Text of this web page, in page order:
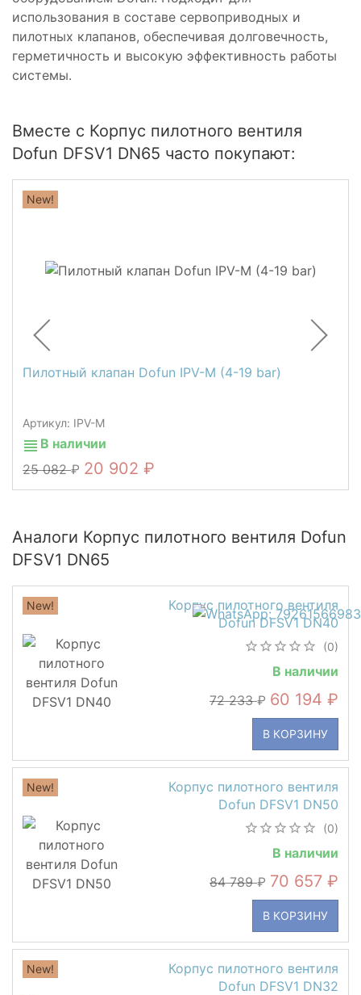
использования в составе сервоприводных и
пилотных клапанов, обеспечивая долговечность,
герметичность и высокую эффективность работы
системы.
Вместе с Корпус пилотного вентиля
Dofun DFSV1 DN65 часто покупают:
Пилотный клапан Dofun IPV-M (4-19 bar)
Артикул: IPV-M
В наличии
25 082
20 902
New!
Аналоги Корпус пилотного вентиля Dofun
DFSV1 DN65
Корпус пилотного вентиля
Dofun DFSV1 DN40
(0)
В наличии
72 233
60 194
В КОРЗИНУ
New!
Корпус пилотного вентиля
Dofun DFSV1 DN50
(0)
В наличии
84 789
70 657
В КОРЗИНУ
New!
Корпус пилотного вентиля
Dofun DFSV1 DN32
New!